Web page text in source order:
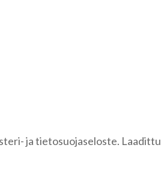
ja tietosuojaseloste. Laadittu